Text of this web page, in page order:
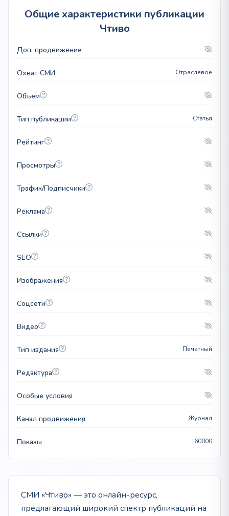
Общие характеристики публикации
Чтиво
Доп. продвижение
Охват СМИ Отраслевое
Объем
Тип публикации Статья
Рейтинг
Просмотры
Трафик/Подписчики
Реклама
Ссылки
SEO
Изображения
Соцсети
Видео
Тип издания Печатный
Редактура
Особые условия
Канал продвижения Журнал
Показы 60000
СМИ «Чтиво» — это онлайн-ресурс,
предлагающий широкий спектр публикаций на